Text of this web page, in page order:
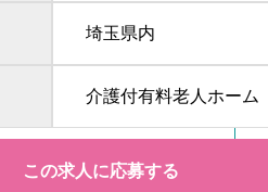
埼玉県内
介護付有料老人ホーム